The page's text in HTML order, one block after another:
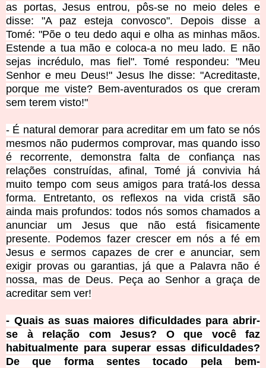
as portas, Jesus entrou, pôs-se no meio deles e
disse:"A paz esteja convosco". Depois disse a
Tomé:"Põe o teu dedo aqui e olha as minhas mãos.
Estende a tua mão e coloca-a no meu lado. E não
sejas incrédulo, mas fiel".Tomé respondeu: "Meu
Senhor e meu Deus!"Jesus lhe disse: "Acreditaste,
porque me viste? Bem-aventurados os que creram
sem terem visto!"
- É natural demorar para acreditar em um fato se nós
mesmos não pudermos comprovar, mas quando isso
é recorrente, demonstra falta de confiança nas
relações construídas, afinal, Tomé já convivia há
muito tempo com seus amigos para tratá-los dessa
forma. Entretanto, os reflexos na vida cristã são
ainda mais profundos: todos nós somos chamados a
anunciar um Jesus que não está fisicamente
presente. Podemos fazer crescer em nós a fé em
Jesus e sermos capazes de crer e anunciar, sem
exigir provas ou garantias, já que a Palavra não é
nossa, mas de Deus. Peça ao Senhor a graça de
acreditar sem ver!
- Quais as suas maiores dificuldades para abrir-
se à relação com Jesus? O que você faz
habitualmente para superar essas dificuldades?
De que forma sentes tocado pela bem-